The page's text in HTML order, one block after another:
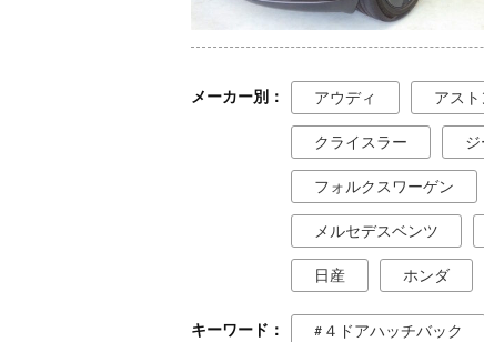
メーカー別 アウディ アス
クライスラー
フォルクスワーゲン
メルセデスベンツ
日産 ホンダ
キーワード ４ドアハッチバック